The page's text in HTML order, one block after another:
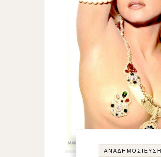
ΑΝΑΔΗΜΟΣΊΕΥΣΗ